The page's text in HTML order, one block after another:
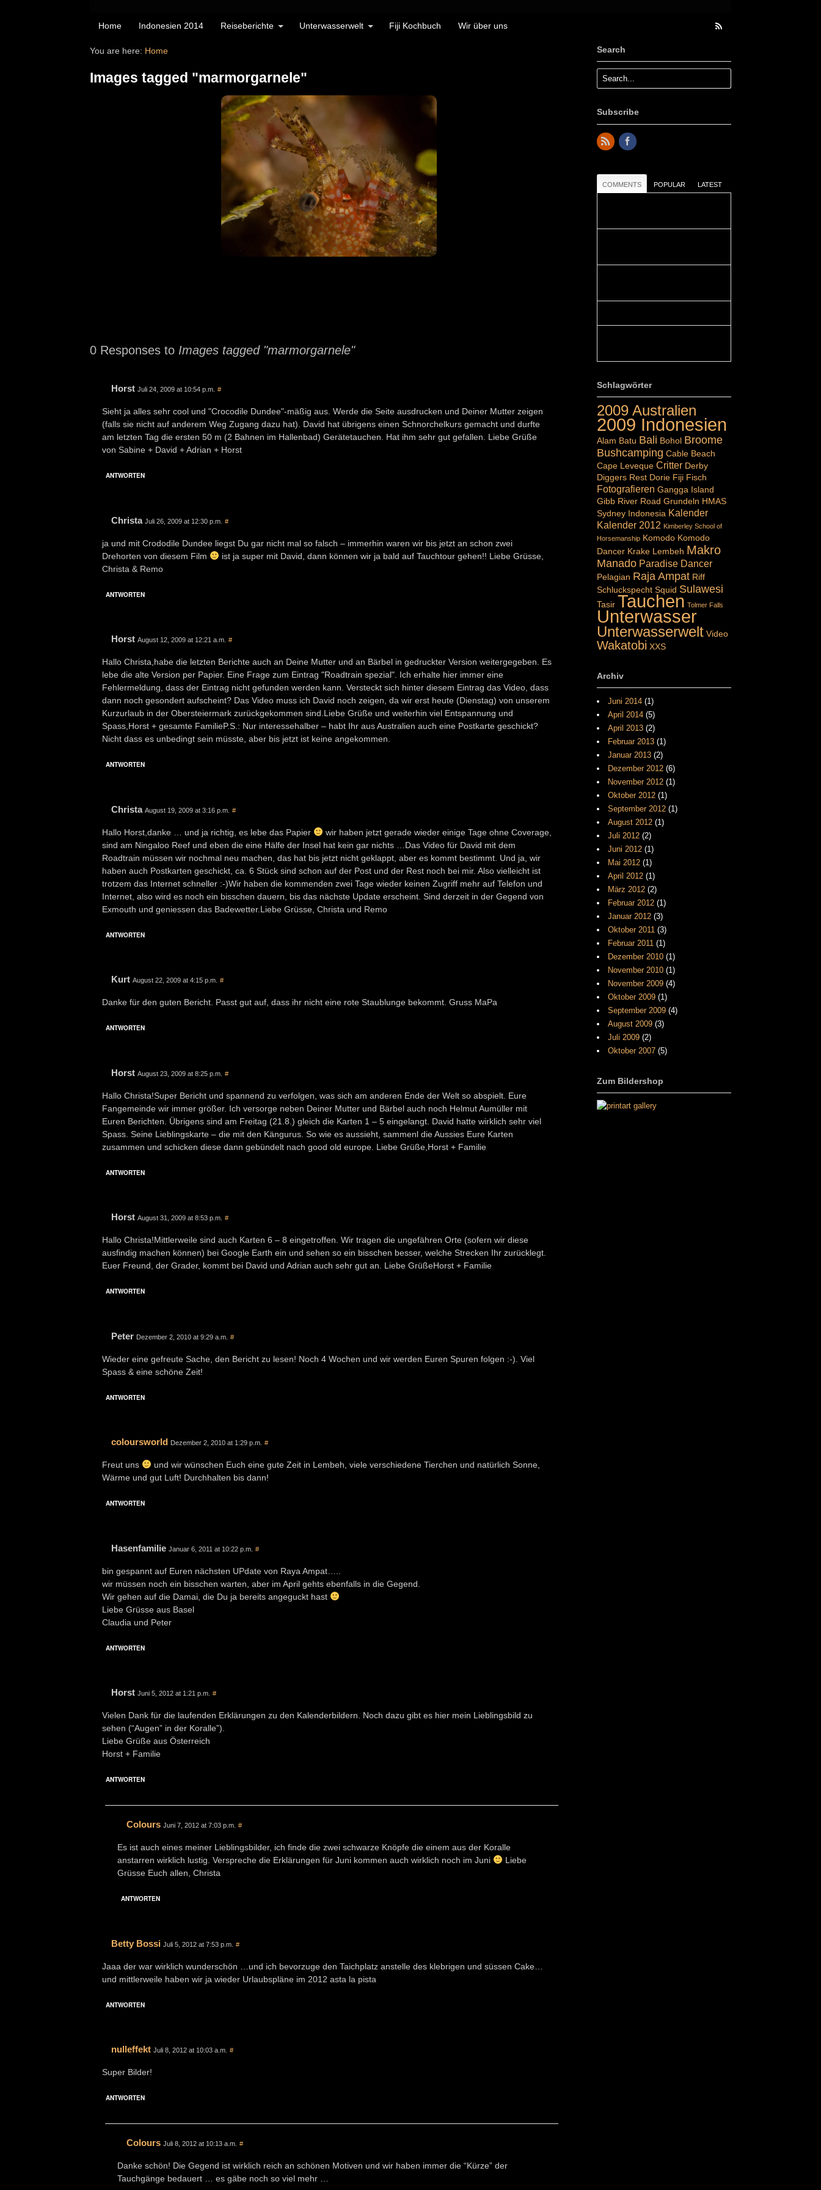
Home Indonesien 2014 Reiseberichte Unterwasserwelt Fiji Kochbuch Wir über uns
You are here: Home
Images tagged "marmorgarnele"
0 Responses to Images tagged "marmorgarnele"
Horst Juli 24, 2009 at 10:54 p.m. #
Sieht ja alles sehr cool und "Crocodile Dundee"-mäßig aus. Werde die Seite ausdrucken und Deiner Mutter zeigen
(falls sie nicht auf anderem Weg Zugang dazu hat). David hat übrigens einen Schnorchelkurs gemacht und durfte
am letzten Tag die ersten 50 m (2 Bahnen im Hallenbad) Gerätetauchen. Hat ihm sehr gut gefallen. Liebe Grüße
von Sabine + David + Adrian + Horst
ANTWORTEN
Christa Juli 26, 2009 at 12:30 p.m. #
ja und mit Crododile Dundee liegst Du gar nicht mal so falsch – immerhin waren wir bis jetzt an schon zwei
Drehorten von diesem Film
ist ja super mit David, dann können wir ja bald auf Tauchtour gehen!! Liebe Grüsse,
Christa & Remo
ANTWORTEN
Horst August 12, 2009 at 12:21 a.m. #
Hallo Christa,habe die letzten Berichte auch an Deine Mutter und an Bärbel in gedruckter Version weitergegeben. Es
lebe die alte Version per Papier. Eine Frage zum Eintrag "Roadtrain spezial". Ich erhalte hier immer eine
Fehlermeldung, dass der Eintrag nicht gefunden werden kann. Versteckt sich hinter diesem Eintrag das Video, dass
dann noch gesondert aufscheint? Das Video muss ich David noch zeigen, da wir erst heute (Dienstag) von unserem
Kurzurlaub in der Obersteiermark zurückgekommen sind.Liebe Grüße und weiterhin viel Entspannung und
Spass,Horst + gesamte FamilieP.S.: Nur interessehalber – habt Ihr aus Australien auch eine Postkarte geschickt?
Nicht dass es unbedingt sein müsste, aber bis jetzt ist keine angekommen.
ANTWORTEN
Christa August 19, 2009 at 3:16 p.m. #
Hallo Horst,danke … und ja richtig, es lebe das Papier
wir haben jetzt gerade wieder einige Tage ohne Coverage,
sind am Ningaloo Reef und eben die eine Hälfe der Insel hat kein gar nichts …Das Video für David mit dem
Roadtrain müssen wir nochmal neu machen, das hat bis jetzt nicht geklappt, aber es kommt bestimmt. Und ja, wir
haben auch Postkarten geschickt, ca. 6 Stück sind schon auf der Post und der Rest noch bei mir. Also vielleicht ist
trotzem das Internet schneller :-)Wir haben die kommenden zwei Tage wieder keinen Zugriff mehr auf Telefon und
Internet, also wird es noch ein bisschen dauern, bis das nächste Update erscheint. Sind derzeit in der Gegend von
Exmouth und geniessen das Badewetter.Liebe Grüsse, Christa und Remo
ANTWORTEN
Kurt August 22, 2009 at 4:15 p.m. #
Danke für den guten Bericht. Passt gut auf, dass ihr nicht eine rote Staublunge bekommt. Gruss MaPa
ANTWORTEN
Horst August 23, 2009 at 8:25 p.m. #
Hallo Christa!Super Bericht und spannend zu verfolgen, was sich am anderen Ende der Welt so abspielt. Eure
Fangemeinde wir immer größer. Ich versorge neben Deiner Mutter und Bärbel auch noch Helmut Aumüller mit
Euren Berichten. Übrigens sind am Freitag (21.8.) gleich die Karten 1 – 5 eingelangt. David hatte wirklich sehr viel
Spass. Seine Lieblingskarte – die mit den Kängurus. So wie es aussieht, sammenl die Aussies Eure Karten
zusammen und schicken diese dann gebündelt nach good old europe. Liebe Grüße,Horst + Familie
ANTWORTEN
Horst August 31, 2009 at 8:53 p.m. #
Hallo Christa!Mittlerweile sind auch Karten 6 – 8 eingetroffen. Wir tragen die ungefähren Orte (sofern wir diese
ausfindig machen können) bei Google Earth ein und sehen so ein bisschen besser, welche Strecken Ihr zurücklegt.
Euer Freund, der Grader, kommt bei David und Adrian auch sehr gut an. Liebe GrüßeHorst + Familie
ANTWORTEN
Peter Dezember 2, 2010 at 9:29 a.m. #
Wieder eine gefreute Sache, den Bericht zu lesen! Noch 4 Wochen und wir werden Euren Spuren folgen :-). Viel
Spass & eine schöne Zeit!
ANTWORTEN
coloursworld Dezember 2, 2010 at 1:29 p.m. #
Freut uns
und wir wünschen Euch eine gute Zeit in Lembeh, viele verschiedene Tierchen und natürlich Sonne,
Wärme und gut Luft! Durchhalten bis dann!
ANTWORTEN
Hasenfamilie Januar 6, 2011 at 10:22 p.m. #
bin gespannt auf Euren nächsten UPdate von Raya Ampat…..
wir müssen noch ein bisschen warten, aber im April gehts ebenfalls in die Gegend.
Wir gehen auf die Damai, die Du ja bereits angeguckt hast
Liebe Grüsse aus Basel
Claudia und Peter
ANTWORTEN
Horst Juni 5, 2012 at 1:21 p.m. #
Vielen Dank für die laufenden Erklärungen zu den Kalenderbildern. Noch dazu gibt es hier mein Lieblingsbild zu
sehen (“Augen” in der Koralle”).
Liebe Grüße aus Österreich
Horst + Familie
ANTWORTEN
Colours Juni 7, 2012 at 7:03 p.m. #
Es ist auch eines meiner Lieblingsbilder, ich finde die zwei schwarze Knöpfe die einem aus der Koralle
anstarren wirklich lustig. Verspreche die Erklärungen für Juni kommen auch wirklich noch im Juni
Liebe
Grüsse Euch allen, Christa
ANTWORTEN
Betty Bossi Juli 5, 2012 at 7:53 p.m. #
Jaaa der war wirklich wunderschön …und ich bevorzuge den Taichplatz anstelle des klebrigen und süssen Cake…
und mittlerweile haben wir ja wieder Urlaubspläne im 2012 asta la pista
ANTWORTEN
nulleffekt Juli 8, 2012 at 10:03 a.m. #
Super Bilder!
ANTWORTEN
Colours Juli 8, 2012 at 10:13 a.m. #
Danke schön! Die Gegend ist wirklich reich an schönen Motiven und wir haben immer die “Kürze” der
Tauchgänge bedauert … es gäbe noch so viel mehr …
Search
Subscribe
COMMENTS POPULAR LATEST
Schlagwörter
2009 Australien
2009 Indonesien
Alam Batu Bali Bohol Broome
Bushcamping Cable Beach
Cape Leveque Critter Derby
Diggers Rest Dorie Fiji Fisch
Fotografieren Gangga Island
Gibb River Road Grundeln HMAS
Sydney Indonesia Kalender
Kalender 2012 Kimberley School of
Horsemanship Komodo Komodo
Dancer Krake Lembeh Makro
Manado Paradise Dancer
Pelagian Raja Ampat Riff
Schluckspecht Squid Sulawesi
Tasir Tauchen Tolmer Falls
Unterwasser
Unterwasserwelt Video
Wakatobi XXS
Archiv
Juni 2014(1)
April 2014(5)
April 2013(2)
Februar 2013(1)
Januar 2013(2)
Dezember 2012(6)
November 2012(1)
Oktober 2012(1)
September 2012(1)
August 2012(1)
Juli 2012(2)
Juni 2012(1)
Mai 2012(1)
April 2012(1)
März 2012(2)
Februar 2012(1)
Januar 2012(3)
Oktober 2011(3)
Februar 2011(1)
Dezember 2010(1)
November 2010(1)
November 2009(4)
Oktober 2009(1)
September 2009(4)
August 2009(3)
Juli 2009(2)
Oktober 2007(5)
Zum Bildershop